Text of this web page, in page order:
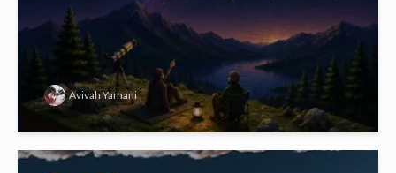
Avivah Yamani